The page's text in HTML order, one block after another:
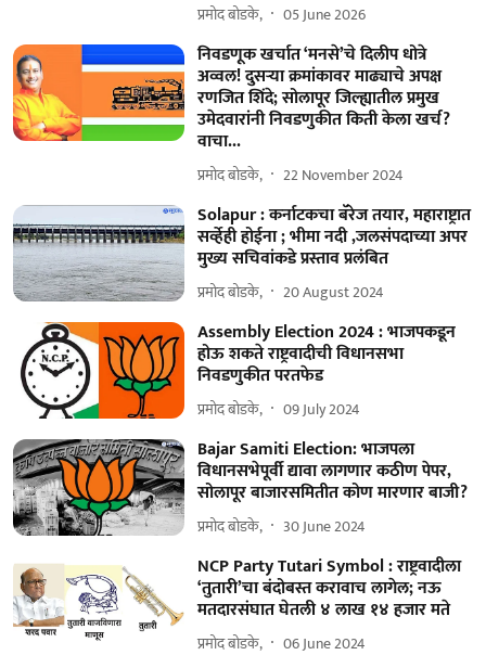
प्रमोद बोडके, 05 June 2026
निवडणूक खर्चात ‘मनसे’चे दिलीप धोत्रे
अव्वल! दुसऱ्या क्रमांकावर माढ्याचे अपक्ष
रणजित शिंदे; सोलापूर जिल्ह्यातील प्रमुख
उमेदवारांनी निवडणुकीत किती केला खर्च?
वाचा...
प्रमोद बोडके, 22 November 2024
Solapur : कर्नाटकचा बॅरेज तयार, महाराष्ट्रात
सर्व्हेही होईना ; भीमा नदी ,जलसंपदाच्या अपर
मुख्य सचिवांकडे प्रस्ताव प्रलंबित
प्रमोद बोडके, 20 August 2024
Assembly Election 2024 : भाजपकडून
होऊ शकते राष्ट्रवादीची विधानसभा
निवडणुकीत परतफेड
प्रमोद बोडके, 09 July 2024
Bajar Samiti Election: भाजपला
विधानसभेपूर्वी द्यावा लागणार कठीण पेपर,
सोलापूर बाजारसमितीत कोण मारणार बाजी?
प्रमोद बोडके, 30 June 2024
NCP Party Tutari Symbol : राष्ट्रवादीला
‘तुतारी’चा बंदोबस्त करावाच लागेल; नऊ
मतदारसंघात घेतली ४ लाख १४ हजार मते
प्रमोद बोडके, 06 June 2024